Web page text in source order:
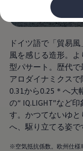
Golf
Golf
ファイナン
ファ
フォ
お支
モデ
ライ
カス
Match
補助
ドイツ語で「貿易
風を感じる造形。
型パサート。歴代
アロダイナミクス
0.31から0.25＊へ大
の“ IQ.LIGHT”など
す。かつてないゆ
へ、駆り立てる姿で
※空気抵抗係数。欧州仕様